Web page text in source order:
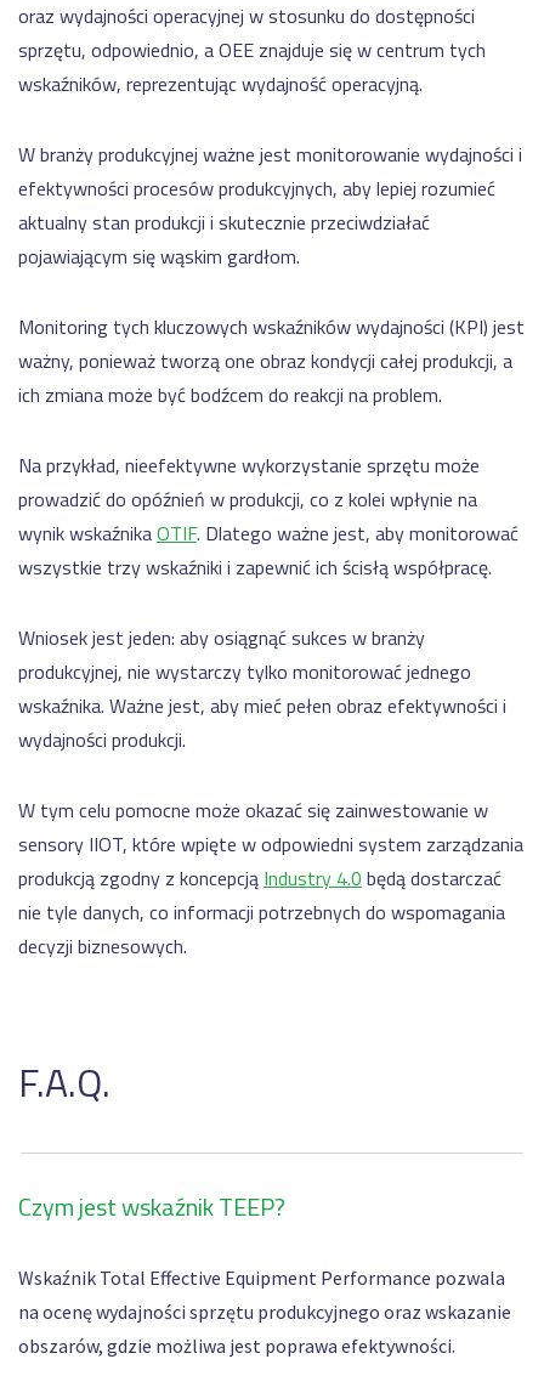
oraz wydajności operacyjnej w stosunku do dostępności
sprzętu, odpowiednio, a OEE znajduje się w centrum tych
wskaźników, reprezentując wydajność operacyjną.
W branży produkcyjnej ważne jest monitorowanie wydajności i
efektywności procesów produkcyjnych, aby lepiej rozumieć
aktualny stan produkcji i skutecznie przeciwdziałać
pojawiającym się wąskim gardłom.
Monitoring tych kluczowych wskaźników wydajności (KPI) jest
ważny, ponieważ tworzą one obraz kondycji całej produkcji, a
ich zmiana może być bodźcem do reakcji na problem.
Na przykład, nieefektywne wykorzystanie sprzętu może
prowadzić do opóźnień w produkcji, co z kolei wpłynie na
wynik wskaźnikaOTIF. Dlatego ważne jest, aby monitorować
wszystkie trzy wskaźniki i zapewnić ich ścisłą współpracę.
Wniosek jest jeden: aby osiągnąć sukces w branży
produkcyjnej, nie wystarczy tylko monitorować jednego
wskaźnika. Ważne jest, aby mieć pełen obraz efektywności i
wydajności produkcji.
W tym celu pomocne może okazać się zainwestowanie w
sensory IIOT, które wpięte w odpowiedni system zarządzania
produkcją zgodny z koncepcją Industry 4.0 będą dostarczać
nie tyle danych, co informacji potrzebnych do wspomagania
decyzji biznesowych.
F.A.Q.
Czym jest wskaźnik TEEP?
Wskaźnik Total Effective Equipment Performance pozwala
na ocenę wydajności sprzętu produkcyjnego oraz wskazanie
obszarów, gdzie możliwa jest poprawa efektywności.